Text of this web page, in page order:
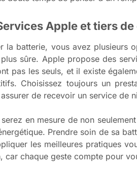
Apple et tiers
batterie, vous avez plusieurs
sûre. Apple propose des
pas les seuls, et il existe
Choisissez toujours un
de recevoir un service de
en mesure de non
Prendre soin de sa
les meilleures pratiques
chaque geste compte pour